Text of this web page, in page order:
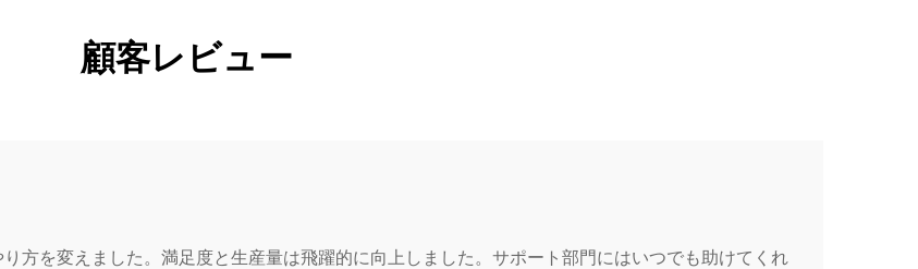
顧客レビュー
方を変えました。満足度と生産量は飛躍的に向上しました。サポート部門にはいつでも助けてくれ